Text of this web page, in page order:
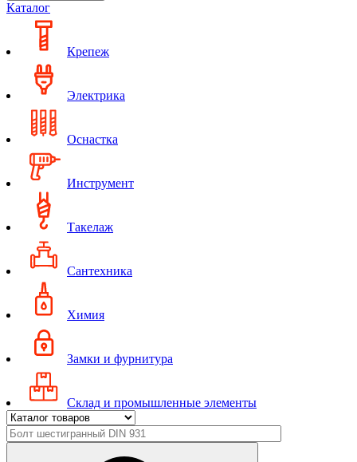
Каталог
Крепеж
Электрика
Оснастка
Инструмент
Такелаж
Сантехника
Химия
Замки и фурнитура
Склад и промышленные элементы